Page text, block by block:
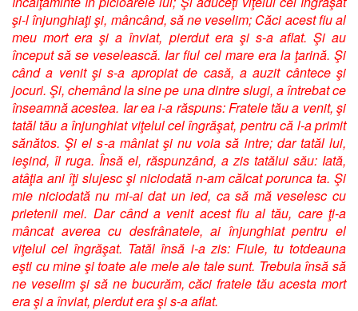
şi-l înjunghiaţi şi, mâncând, să ne veselim; Căci acest fiu al
meu mort era şi a înviat, pierdut era şi s-a aflat. Şi au
început să se veselească. Iar fiul cel mare era la ţarină. Şi
când a venit şi s-a apropiat de casă, a auzit cântece şi
jocuri. Şi, chemând la sine pe una dintre slugi, a întrebat ce
înseamnă acestea. Iar ea i-a răspuns: Fratele tău a venit, şi
tatăl tău a înjunghiat viţelul cel îngrăşat, pentru că l-a primit
sănătos. Şi el s-a mâniat şi nu voia să intre; dar tatăl lui,
ieşind, îl ruga. Însă el, răspunzând, a zis tatălui său: Iată,
atâţia ani îţi slujesc şi niciodată n-am călcat porunca ta. Şi
mie niciodată nu mi-ai dat un ied, ca să mă veselesc cu
prietenii mei. Dar când a venit acest fiu al tău, care ţi-a
mâncat averea cu desfrânatele, ai înjunghiat pentru el
viţelul cel îngrăşat. Tatăl însă i-a zis: Fiule, tu totdeauna
eşti cu mine şi toate ale mele ale tale sunt. Trebuia însă să
ne veselim şi să ne bucurăm, căci fratele tău acesta mort
era şi a înviat, pierdut era şi s-a aflat.